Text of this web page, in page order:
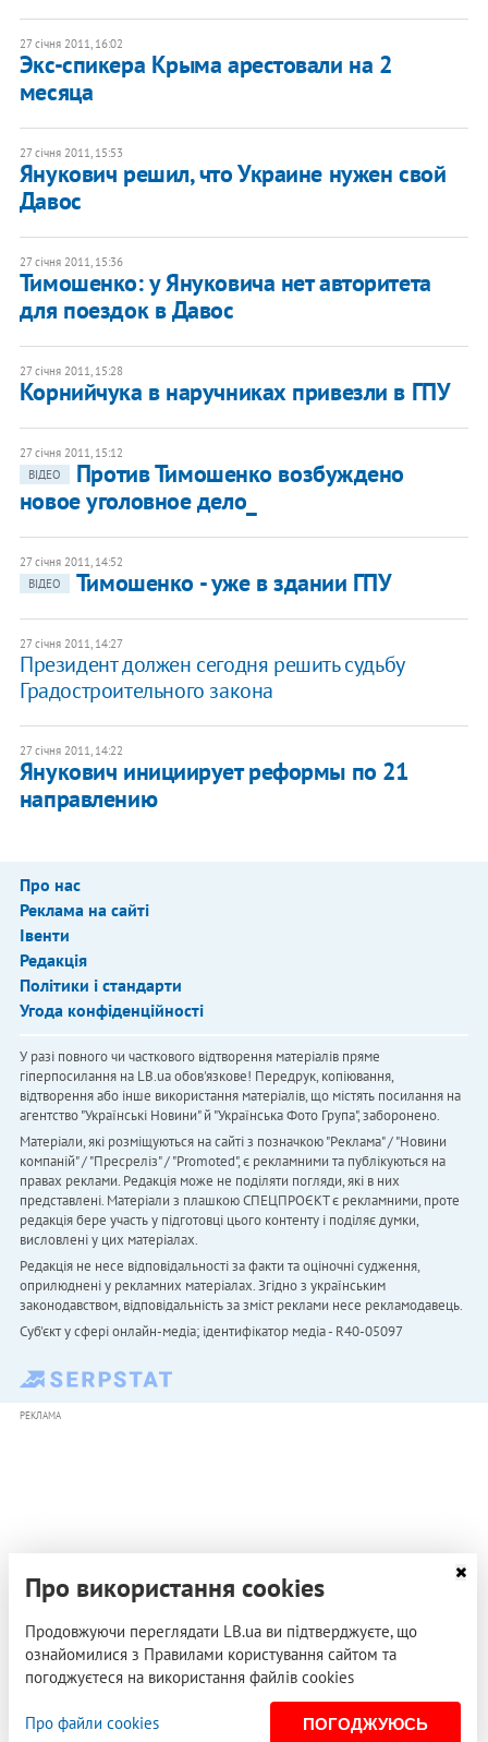
27 січня 2011, 16:02
Экс-спикера Крыма арестовали на 2
месяца
27 січня 2011, 15:53
Янукович решил, что Украине нужен свой
Давос
27 січня 2011, 15:36
Тимошенко: у Януковича нет авторитета
для поездок в Давос
27 січня 2011, 15:28
Корнийчука в наручниках привезли в ГПУ
27 січня 2011, 15:12
ВІДЕО
Против Тимошенко возбуждено
новое уголовное дело_
27 січня 2011, 14:52
ВІДЕО
Тимошенко - уже в здании ГПУ
27 січня 2011, 14:27
Президент должен сегодня решить судьбу
Градостроительного закона
27 січня 2011, 14:22
Янукович инициирует реформы по 21
направлению
Про нас
Реклама на сайті
Івенти
Редакція
Політики і стандарти
Угода конфіденційності
У разі повного чи часткового відтворення матеріалів пряме
гіперпосилання на LB.ua обов'язкове! Передрук, копіювання,
відтворення або інше використання матеріалів, що містять посилання на
агентство "Українськi Новини" й "Українська Фото Група", заборонено.
Матеріали, які розміщуються на сайті з позначкою "Реклама" / "Новини
компаній" / "Пресреліз" / "Promoted", є рекламними та публікуються на
правах реклами. Редакція може не поділяти погляди, які в них
представлені. Матеріали з плашкою СПЕЦПРОЄКТ є рекламними, проте
редакція бере участь у підготовці цього контенту і поділяє думки,
висловлені у цих матеріалах.
Редакція не несе відповідальності за факти та оціночні судження,
оприлюднені у рекламних матеріалах. Згідно з українським
законодавством, відповідальність за зміст реклами несе рекламодавець.
Cуб'єкт у сфері онлайн-медіа; ідентифікатор медіа - R40-05097
РЕКЛАМА
Про використання cookies
Продовжуючи переглядати LB.ua ви підтверджуєте, що
ознайомилися з Правилами користування сайтом та
погоджуєтеся на використання файлів cookies
Про файли cookies ПОГОДЖУЮСЬ